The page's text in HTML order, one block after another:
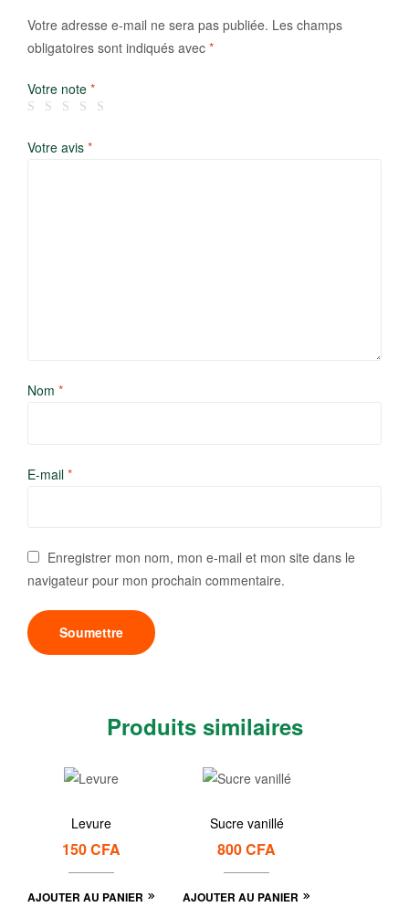
Votre adresse e-mail ne sera pas publiée. Les champs
obligatoires sont indiqués avec *
Votre note *
Votre avis *
Nom *
E-mail *
Enregistrer mon nom, mon e-mail et mon site dans le
navigateur pour mon prochain commentaire.
Produits similaires
Levure
150CFA
AJOUTER AU PANIER
Sucre vanillé
800CFA
AJOUTER AU PANIER